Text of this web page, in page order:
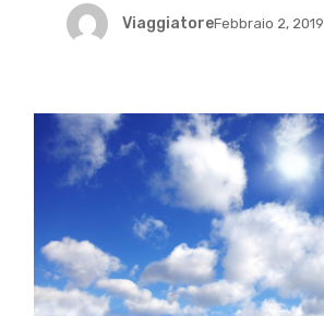
ViaggiatoreFebbraio 2, 2019